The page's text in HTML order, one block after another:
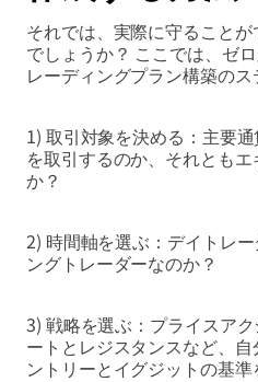
それでは、実際に守ること
でしょうか？ ここでは、ゼ
レーディングプラン構築のス
1) 取引対象を決める：主要通
を取引するのか、それとも
か？
2) 時間軸を選ぶ：デイトレ
ングトレーダーなのか？
3) 戦略を選ぶ：プライスア
ートとレジスタンスなど、
ントリーとイグジットの基準